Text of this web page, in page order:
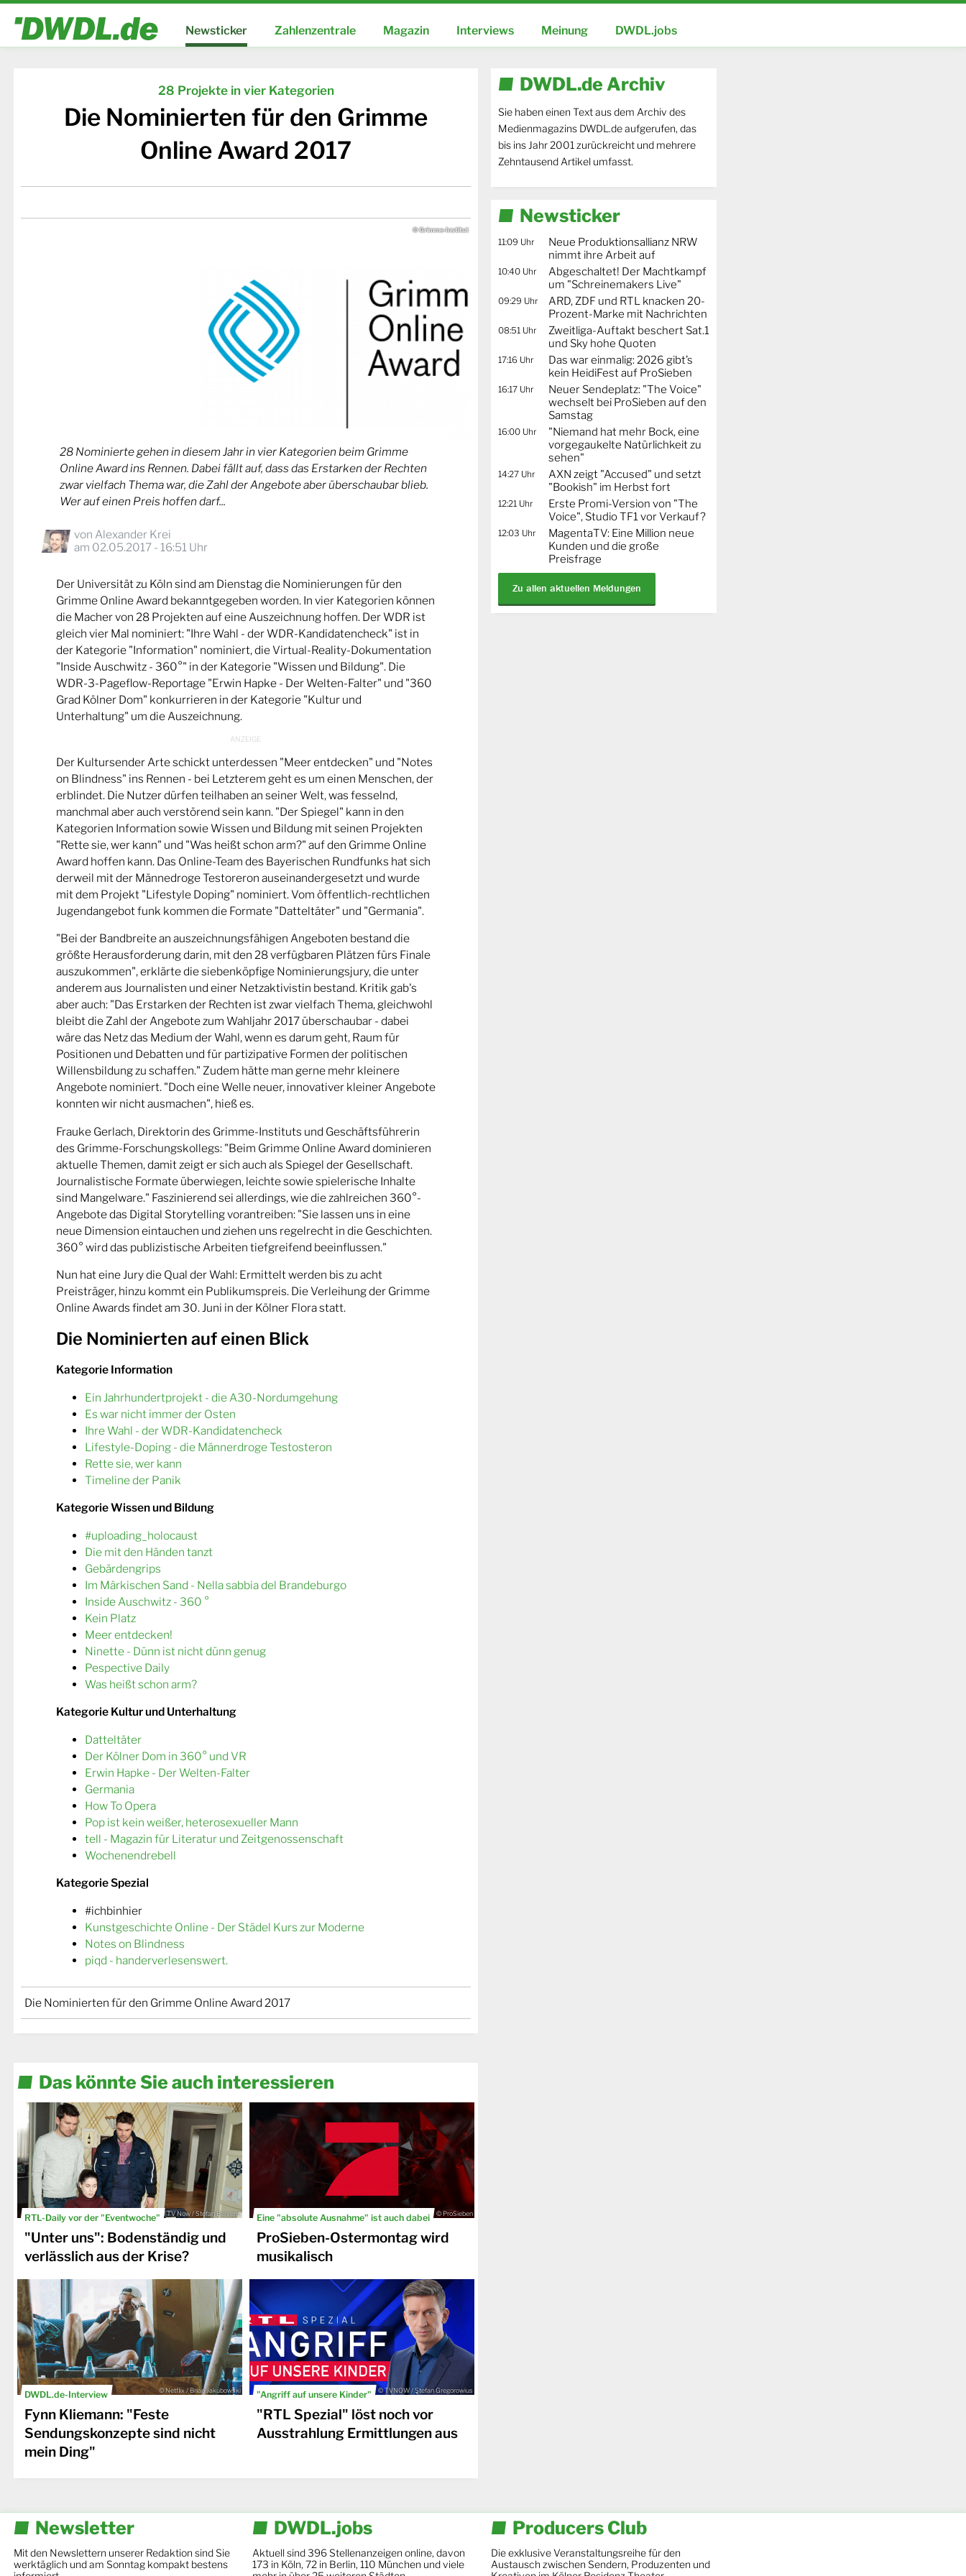
Newsticker Zahlenzentrale Magazin Interviews Meinung DWDL.jobs
28 Projekte in vier Kategorien
Die Nominierten für den Grimme
Online Award 2017
© Grimme-Institut
28 Nominierte gehen in diesem Jahr in vier Kategorien beim Grimme
Online Award ins Rennen. Dabei fällt auf, dass das Erstarken der Rechten
zwar vielfach Thema war, die Zahl der Angebote aber überschaubar blieb.
Wer auf einen Preis hoffen darf...
von Alexander Krei
am 02.05.2017 - 16:51 Uhr
Der Universität zu Köln sind am Dienstag die Nominierungen für den
Grimme Online Award bekanntgegeben worden. In vier Kategorien können
die Macher von 28 Projekten auf eine Auszeichnung hoffen. Der WDR ist
gleich vier Mal nominiert: "Ihre Wahl - der WDR-Kandidatencheck" ist in
der Kategorie "Information" nominiert, die Virtual-Reality-Dokumentation
"Inside Auschwitz - 360°" in der Kategorie "Wissen und Bildung". Die
WDR-3-Pageflow-Reportage "Erwin Hapke - Der Welten-Falter" und "360
Grad Kölner Dom" konkurrieren in der Kategorie "Kultur und
Unterhaltung" um die Auszeichnung.
Der Kultursender Arte schickt unterdessen "Meer entdecken" und "Notes
on Blindness" ins Rennen - bei Letzterem geht es um einen Menschen, der
erblindet. Die Nutzer dürfen teilhaben an seiner Welt, was fesselnd,
manchmal aber auch verstörend sein kann. "Der Spiegel" kann in den
Kategorien Information sowie Wissen und Bildung mit seinen Projekten
"Rette sie, wer kann" und "Was heißt schon arm?" auf den Grimme Online
Award hoffen kann. Das Online-Team des Bayerischen Rundfunks hat sich
derweil mit der Männedroge Testoreron auseinandergesetzt und wurde
mit dem Projekt "Lifestyle Doping" nominiert. Vom öffentlich-rechtlichen
Jugendangebot funk kommen die Formate "Datteltäter" und "Germania".
"Bei der Bandbreite an auszeichnungsfähigen Angeboten bestand die
größte Herausforderung darin, mit den 28 verfügbaren Plätzen fürs Finale
auszukommen", erklärte die siebenköpfige Nominierungsjury, die unter
anderem aus Journalisten und einer Netzaktivistin bestand. Kritik gab's
aber auch: "Das Erstarken der Rechten ist zwar vielfach Thema, gleichwohl
bleibt die Zahl der Angebote zum Wahljahr 2017 überschaubar - dabei
wäre das Netz das Medium der Wahl, wenn es darum geht, Raum für
Positionen und Debatten und für partizipative Formen der politischen
Willensbildung zu schaffen." Zudem hätte man gerne mehr kleinere
Angebote nominiert. "Doch eine Welle neuer, innovativer kleiner Angebote
konnten wir nicht ausmachen", hieß es.
Frauke Gerlach, Direktorin des Grimme-Instituts und Geschäftsführerin
des Grimme-Forschungskollegs: "Beim Grimme Online Award dominieren
aktuelle Themen, damit zeigt er sich auch als Spiegel der Gesellschaft.
Journalistische Formate überwiegen, leichte sowie spielerische Inhalte
sind Mangelware." Faszinierend sei allerdings, wie die zahlreichen 360°-
Angebote das Digital Storytelling vorantreiben: "Sie lassen uns in eine
neue Dimension eintauchen und ziehen uns regelrecht in die Geschichten.
360° wird das publizistische Arbeiten tiefgreifend beeinflussen."
Nun hat eine Jury die Qual der Wahl: Ermittelt werden bis zu acht
Preisträger, hinzu kommt ein Publikumspreis. Die Verleihung der Grimme
Online Awards findet am 30. Juni in der Kölner Flora statt.
Die Nominierten auf einen Blick
Kategorie Information
Ein Jahrhundertprojekt - die A30-Nordumgehung
Es war nicht immer der Osten
Ihre Wahl - der WDR-Kandidatencheck
Lifestyle-Doping - die Männerdroge Testosteron
Rette sie, wer kann
Timeline der Panik
Kategorie Wissen und Bildung
#uploading_holocaust
Die mit den Händen tanzt
Gebärdengrips
Im Märkischen Sand - Nella sabbia del Brandeburgo
Inside Auschwitz - 360 °
Kein Platz
Meer entdecken!
Ninette - Dünn ist nicht dünn genug
Pespective Daily
Was heißt schon arm?
Kategorie Kultur und Unterhaltung
Datteltäter
Der Kölner Dom in 360° und VR
Erwin Hapke - Der Welten-Falter
Germania
How To Opera
Pop ist kein weißer, heterosexueller Mann
tell - Magazin für Literatur und Zeitgenossenschaft
Wochenendrebell
Kategorie Spezial
#ichbinhier
Kunstgeschichte Online - Der Städel Kurs zur Moderne
Notes on Blindness
piqd - handerverlesenswert.
Die Nominierten für den Grimme Online Award 2017
Das könnte Sie auch interessieren
RTL-Daily vor der "Eventwoche" © TV Now / Stefan Behrens
"Unter uns": Bodenständig und
verlässlich aus der Krise?
Eine "absolute Ausnahme" ist auch dabei © ProSieben
ProSieben-Ostermontag wird
musikalisch
DWDL.de-Interview © Netflix / Brian Jakubowski
Fynn Kliemann: "Feste
Sendungskonzepte sind nicht
mein Ding"
"Angriff auf unsere Kinder" © TVNOW / Stefan Gregorowius
"RTL Spezial" löst noch vor
Ausstrahlung Ermittlungen aus
DWDL.de Archiv
Sie haben einen Text aus dem Archiv des
Medienmagazins DWDL.de aufgerufen, das
bis ins Jahr 2001 zurückreicht und mehrere
Zehntausend Artikel umfasst.
Newsticker
11:09 Uhr
Neue Produktionsallianz NRW
nimmt ihre Arbeit auf
10:40 Uhr
Abgeschaltet! Der Machtkampf
um "Schreinemakers Live"
09:29 Uhr
ARD, ZDF und RTL knacken 20-
Prozent-Marke mit Nachrichten
08:51 Uhr
Zweitliga-Auftakt beschert Sat.1
und Sky hohe Quoten
17:16 Uhr
Das war einmalig: 2026 gibt’s
kein HeidiFest auf ProSieben
16:17 Uhr
Neuer Sendeplatz: "The Voice"
wechselt bei ProSieben auf den
Samstag
16:00 Uhr
"Niemand hat mehr Bock, eine
vorgegaukelte Natürlichkeit zu
sehen"
14:27 Uhr
AXN zeigt "Accused" und setzt
"Bookish" im Herbst fort
12:21 Uhr
Erste Promi-Version von "The
Voice", Studio TF1 vor Verkauf?
12:03 Uhr
MagentaTV: Eine Million neue
Kunden und die große
Preisfrage
Zu allen aktuellen Meldungen
Newsletter
Mit den Newslettern unserer Redaktion sind Sie
werktäglich und am Sonntag kompakt bestens
DWDL.jobs
Aktuell sind 396 Stellenanzeigen online, davon
173 in Köln, 72 in Berlin, 110 München und viele
Producers Club
Die exklusive Veranstaltungsreihe für den
Austausch zwischen Sendern, Produzenten und